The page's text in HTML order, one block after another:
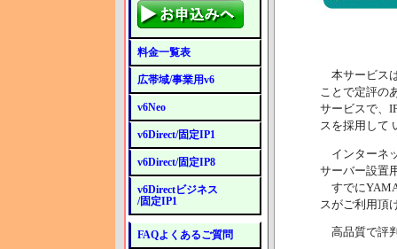
本サービス
ことで定評の
サービスで、
スを採用して
インターネ
サーバー設置
すでに
スがご利用頂
高品質で評
料金一覧表
広帯域/事業用v6
v6Neo
v6Direct/固定IP1
v6Direct/固定IP8
v6Directビジネス
/固定IP1
FAQよくあるご質問